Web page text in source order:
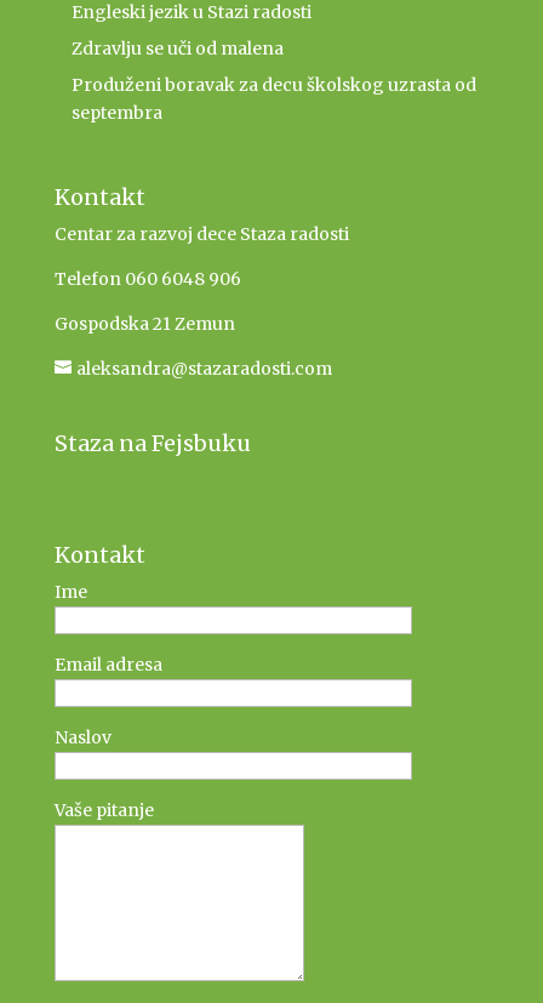
Engleski jezik u Stazi radosti
Zdravlju se uči od malena
Produženi boravak za decu školskog uzrasta od
septembra
Kontakt
Centar za razvoj dece Staza radosti
Telefon 060 6048 906
Gospodska 21 Zemun
aleksandra@stazaradosti.com
Staza na Fejsbuku
Kontakt
Ime
Email adresa
Naslov
Vaše pitanje